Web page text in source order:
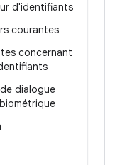
d'identifiants
courantes
concernant
dialogue